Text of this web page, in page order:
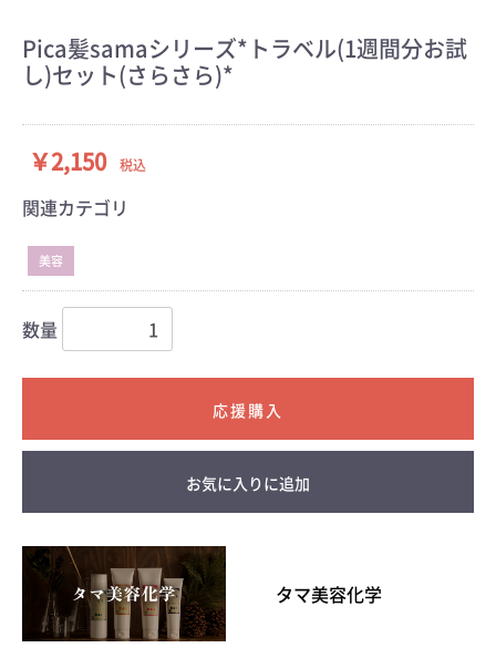
Pica髪samaシリーズ*トラベル(1週間分お試
し)セット(さらさら)*
￥2,150 税込
関連カテゴリ
美容
数量
お気に入りに追加
タマ美容化学